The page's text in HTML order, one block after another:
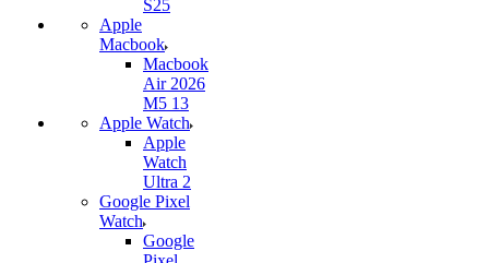
S25
Apple
Macbook
Macbook
Air 2026
M5 13
Apple Watch
Apple
Watch
Ultra 2
Google Pixel
Watch
Google